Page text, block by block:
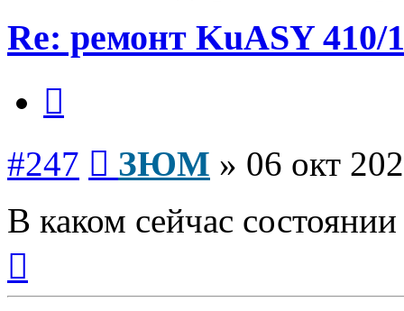
Re: ремонт KuASY 410/
#247 ЗЮМ » 06 окт
В каком сейчас
началу